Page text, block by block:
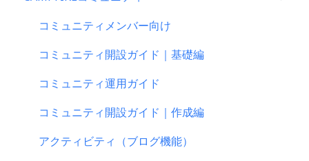
新規会員登録・ログイン・ログアウトについて
登録情報の確認・変更・削除について
マイページの機能について
CAMPFIREブランドリソース
楽天ペイ
au PAY（ネット支払い）
PayPay（ペイペイ）決済
クレジット決済
支援の仕方について
プロジェクト作成について
プロジェクトの審査について
公開に向けて
リターン設定で気をつけるポイント
リターンについて
プロジェクトを公開したら
仲間募集について
プロジェクトが終了したら
支援者の情報について
プロジェクト達成に役立つ機能
コミュニティメンバー向け
コミュニティ開設ガイド｜基礎編
コミュニティ運用ガイド
コミュニティ開設ガイド｜作成編
アクティビティ（ブログ機能）